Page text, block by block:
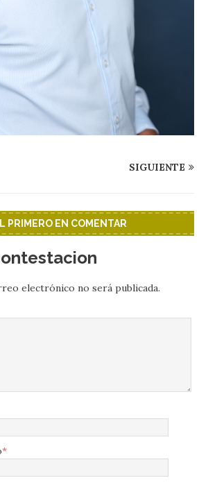
SIGUIENTE
PRIMERO EN COMENTAR
electrónico no será publicada.
*